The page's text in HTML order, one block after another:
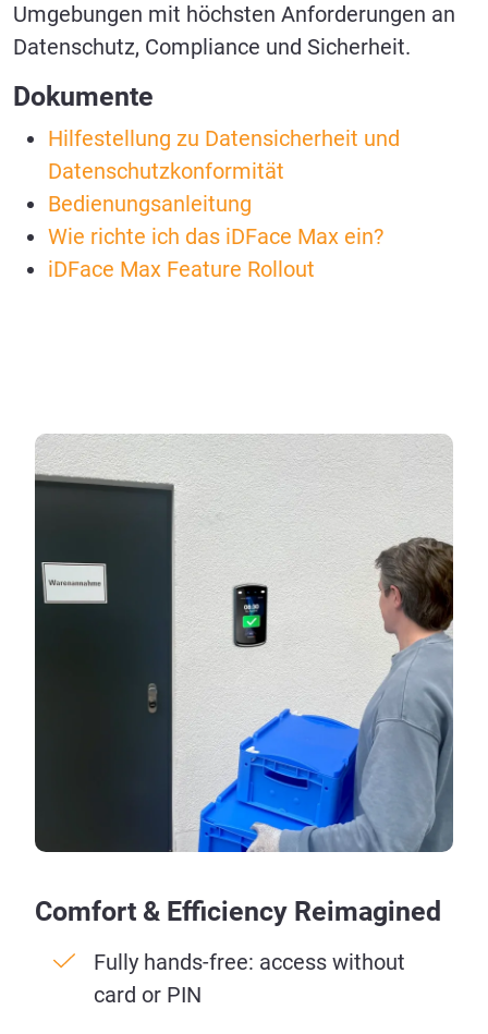
Umgebungen mit höchsten Anforderungen an
Datenschutz, Compliance und Sicherheit.
Dokumente
Hilfestellung zu Datensicherheit und
Datenschutzkonformität
Bedienungsanleitung
Wie richte ich das iDFace Max ein?
iDFace Max Feature Rollout
Comfort & Efficiency Reimagined
Fully hands-free: access without
card or PIN